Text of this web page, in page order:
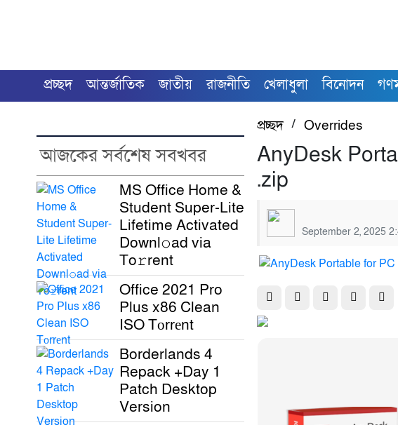
প্রচ্ছদ আন্তর্জাতিক জাতীয় রাজনীতি খেলাধুলা বিনোদন
আজকের সর্বশেষ সবখবর
MS Office Home &
Student Super-Lite
Lifetime Activated
Downl𝚘ad via
To𝚛rent
Office 2021 Pro
Plus x86 Clean
ISO Tоrrеnt
Borderlands 4
Repack +Day 1
Patch Desktop
Version
প্রচ্ছদ/Overrides
AnyDesk
.zip
September 2, 2025